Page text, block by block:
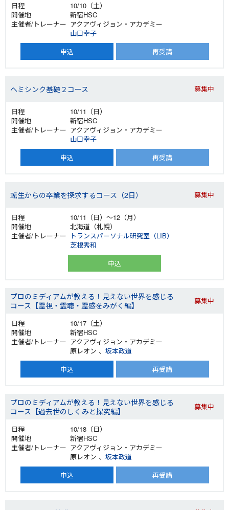
10/10（土）
新宿HSC
アクアヴィジョン・アカデミー
山口幸子
申込
再受講
ヘミシンク基礎２コース 募集中
10/11（日）
新宿HSC
アクアヴィジョン・アカデミー
山口幸子
申込
再受講
転生からの卒業を探求するコース（2日） 募集中
10/11（日）～12（月）
北海道（札幌）
トランスパーソナル研究室（LIB）
芝根秀和
申込
プロのミディアムが教える！見えない世界を感じる
コース【霊視・霊聴・霊感をみがく編】
募集中
10/17（土）
新宿HSC
アクアヴィジョン・アカデミー
原レオン 、 坂本政道
申込
再受講
プロのミディアムが教える！見えない世界を感じる
コース【過去世のしくみと探究編】
募集中
10/18（日）
新宿HSC
アクアヴィジョン・アカデミー
原レオン 、 坂本政道
申込
再受講